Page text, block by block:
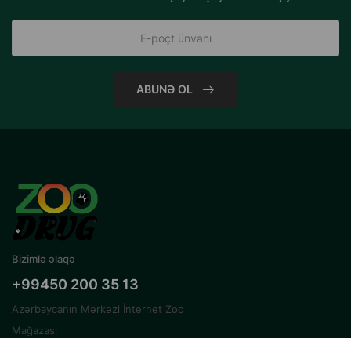
ABUNƏ OL
Bizimlə əlaqə
+99450 200 35 13
Azərbaycanın Mərkəzi İnternet Zoo
Mağazası